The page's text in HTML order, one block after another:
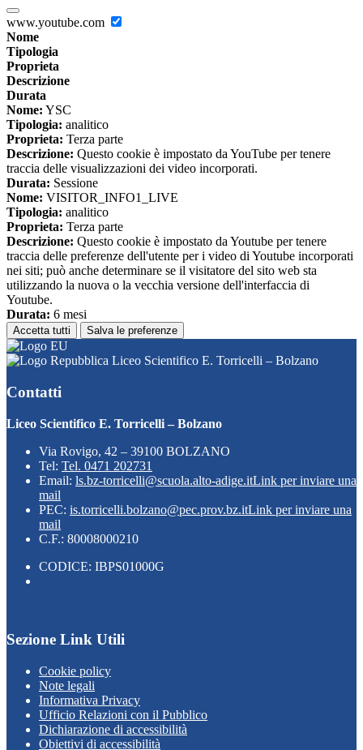
www.youtube.com
Nome
Tipologia
Proprieta
Descrizione
Durata
Nome: YSC
Tipologia: analitico
Proprieta: Terza parte
Descrizione: Questo cookie è impostato da YouTube per tenere
traccia delle visualizzazioni dei video incorporati.
Durata: Sessione
Nome: VISITOR_INFO1_LIVE
Tipologia: analitico
Proprieta: Terza parte
Descrizione: Questo cookie è impostato da Youtube per tenere
traccia delle preferenze dell'utente per i video di Youtube incorporati
nei siti; può anche determinare se il visitatore del sito web sta
utilizzando la nuova o la vecchia versione dell'interfaccia di
Youtube.
Durata: 6 mesi
Accetta tutti Salva le preferenze
Liceo Scientifico E. Torricelli – Bolzano
Contatti
Liceo Scientifico E. Torricelli – Bolzano
Via Rovigo, 42 – 39100 BOLZANO
Tel: Tel. 0471 202731
Email: ls.bz-torricelli@scuola.alto-adige.itLink per inviare una
mail
PEC: is.torricelli.bolzano@pec.prov.bz.itLink per inviare una
mail
C.F.: 80008000210
CODICE: IBPS01000G
Sezione Link Utili
Cookie policy
Note legali
Informativa Privacy
Ufficio Relazioni con il Pubblico
Dichiarazione di accessibilità
Obiettivi di accessibilità